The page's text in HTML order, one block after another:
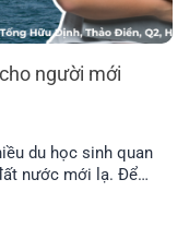
người mới
du học sinh quan
nước mới lạ. Để